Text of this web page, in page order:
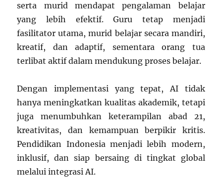
serta murid mendapat pengalaman belajar
yang lebih efektif. Guru tetap menjadi
fasilitator utama, murid belajar secara mandiri,
kreatif, dan adaptif, sementara orang tua
terlibat aktif dalam mendukung proses belajar.
Dengan implementasi yang tepat, AI tidak
hanya meningkatkan kualitas akademik, tetapi
juga menumbuhkan keterampilan abad 21,
kreativitas, dan kemampuan berpikir kritis.
Pendidikan Indonesia menjadi lebih modern,
inklusif, dan siap bersaing di tingkat global
melalui integrasi AI.